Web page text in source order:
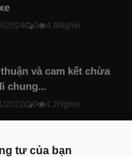
2024 0 4.9Nghìn
và cam kết chừa
chung...
2022 0 4.2Nghìn
quản lý kinh doanh
tư của bạn